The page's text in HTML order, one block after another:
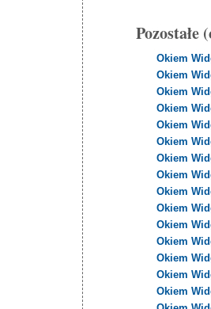
Pozostałe
Okiem
Okiem
Okiem
Okiem
Okiem
Okiem
Okiem
Okiem
Okiem
Okiem
Okiem
Okiem
Okiem
Okiem
Okiem